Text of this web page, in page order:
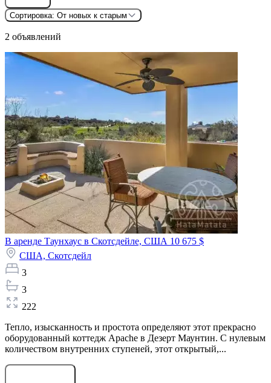
Сортировка: От новых к старым
2 объявлений
В аренде Таунхаус в Скотсдейле, США 10 675 $
США, Скотсдейл
3
3
222
Тепло, изысканность и простота определяют этот прекрасно
оборудованный коттедж Apache в Дезерт Маунтин. С нулевым
количеством внутренних ступеней, этот открытый,...